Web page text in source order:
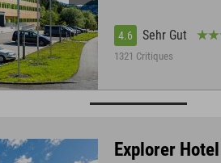
4.6 Sehr Gut
1321 Critiques
Explorer